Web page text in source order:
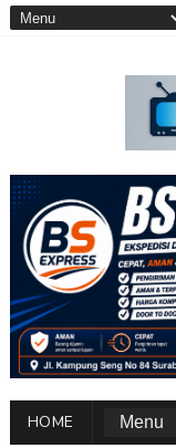
HOME